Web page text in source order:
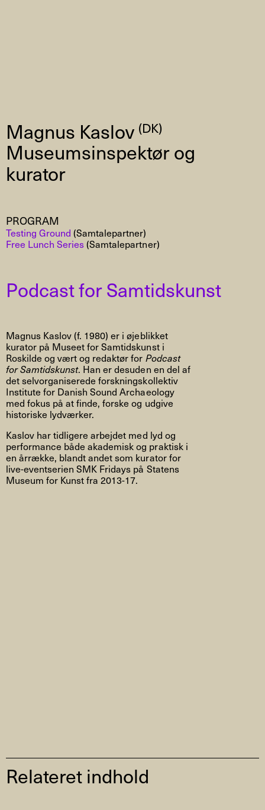
Magnus Kaslov (DK)
Museumsinspektør og
kurator
PROGRAM
Testing Ground (Samtalepartner)
Free Lunch Series(Samtalepartner)
Podcast for Samtidskunst
Magnus Kaslov (f. 1980) er i øjeblikket
kurator på Museet for Samtidskunst i
Roskilde og vært og redaktør for Podcast
for Samtidskunst. Han er desuden en del af
det selvorganiserede forskningskollektiv
Institute for Danish Sound Archaeology
med fokus på at finde, forske og udgive
historiske lydværker.
Kaslov har tidligere arbejdet med lyd og
performance både akademisk og praktisk i
en årrække, blandt andet som kurator for
live-eventserien SMK Fridays på Statens
Museum for Kunst fra 2013-17.
Relateret indhold